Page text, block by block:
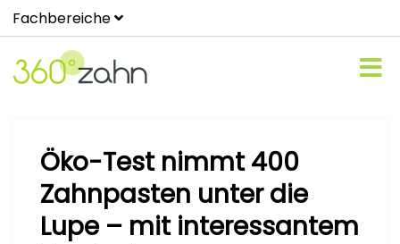
Fachbereiche
Öko-Test nimmt 400
Zahnpasten unter die
Lupe – mit interessantem